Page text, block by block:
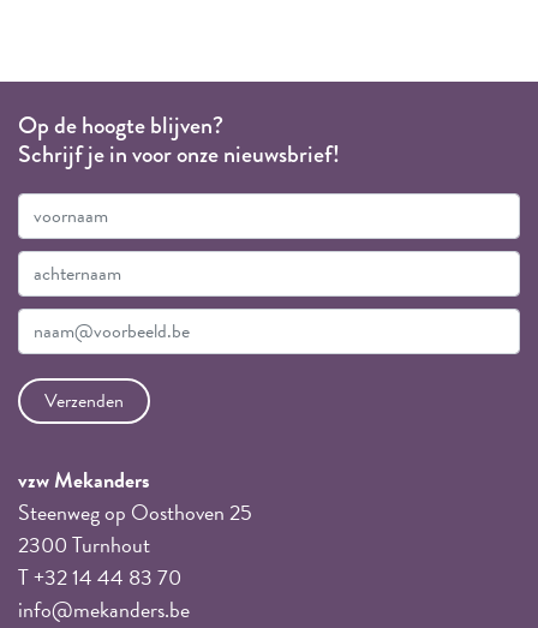
Op de hoogte blijven?
Schrijf je in voor onze nieuwsbrief!
vzw Mekanders
Steenweg op Oosthoven 25
2300 Turnhout
T +32 14 44 83 70
info@mekanders.be